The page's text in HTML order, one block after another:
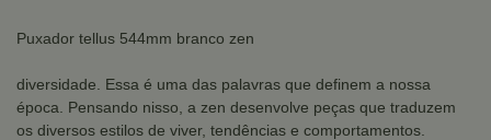
Puxador tellus 544mm branco zen
diversidade. Essa é uma das palavras que definem a nossa
época. Pensando nisso, a zen desenvolve peças que traduzem
os diversos estilos de viver, tendências e comportamentos.